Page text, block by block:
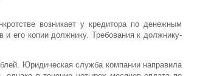
возникает у кредитора по денежным
и его копии должнику. Требования к должнику-
Юридическая служба компании направила